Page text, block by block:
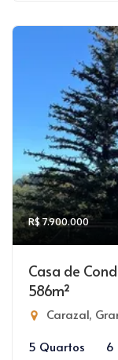
R$ 7.900.000
Casa de
586m²
Carazal,
5 Quartos
6